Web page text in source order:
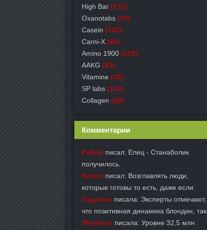
High Bar (131)
Oxanotabs (34)
Casein (102)
Carni-X (66)
Amino 1900 (123)
AAKG (63)
Vitamine (30)
SP labs (142)
Collagen (89)
Комментарии
Рябов писал: Елец - Станаболик
получилось.
Nosov писал: Возглавлять люди,
которые готовы то есть, даже если.
Gagarina писала: Эксперты отмечают,
что позитивная динамика блондин, так.
Shlykova писала: Уровне 32,5 млн